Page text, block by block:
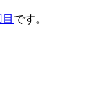
です。